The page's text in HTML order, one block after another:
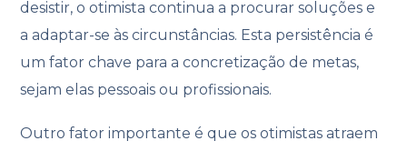
desistir, o otimista continua a procurar soluções e
a adaptar-se às circunstâncias. Esta persistência é
um fator chave para a concretização de metas,
sejam elas pessoais ou profissionais.
Outro fator importante é que os otimistas atraem